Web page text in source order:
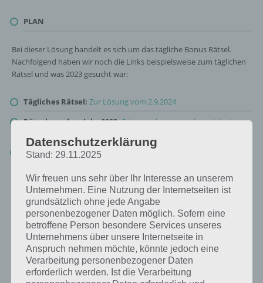
PLAN
Bei dieser Lösung handelt es sich um das tägliche Bonus Rätsel.
Nachfolgend haben wir noch die Links beispielsweise zum täglichen
Rätsel und was 2023 gesucht war:
Tägliches Rätsel: Zur Lösung vom 2.9.2024
Rätsel aus dem Jahr 2023:Schau mal, was vor einem Jahr, im
Zur Übersicht 4 Bilder 1 Wort Lösungen zu Auf der Baustelle im
Datenschutzerklärung
Stand: 29.11.2025
Wir freuen uns sehr über Ihr Interesse an unserem
Unternehmen. Eine Nutzung der Internetseiten ist
grundsätzlich ohne jede Angabe
personenbezogener Daten möglich. Sofern eine
betroffene Person besondere Services unseres
Unternehmens über unsere Internetseite in
Anspruch nehmen möchte, könnte jedoch eine
Verarbeitung personenbezogener Daten
erforderlich werden. Ist die Verarbeitung